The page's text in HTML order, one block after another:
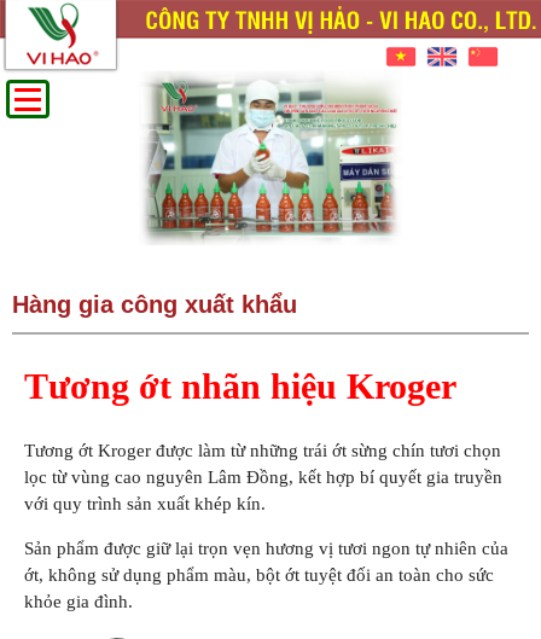
Hàng gia công xuất khẩu
Tương ớt nhãn hiệu Kroger
Tương ớt Kroger được làm từ những trái ớt sừng chín tươi chọn
lọc từ vùng cao nguyên Lâm Đồng, kết hợp bí quyết gia truyền
với quy trình sản xuất khép kín.
Sản phẩm được giữ lại trọn vẹn hương vị tươi ngon tự nhiên của
ớt, không sử dụng phẩm màu, bột ớt tuyệt đối an toàn cho sức
khỏe gia đình.